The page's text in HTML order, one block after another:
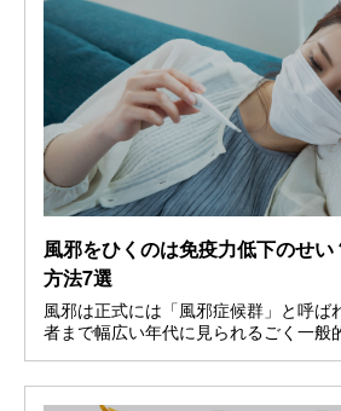
風邪をひくのは免疫力低下のせ
方法7選
風邪は正式には「風邪症候群」と呼ば
者まで幅広い年代に見られるごく一般